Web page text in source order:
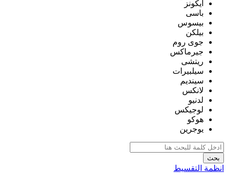
ايكونز
باسى
بيسوس
بيلكن
جوى روم
جيرماكس
ريتشى
سيلبيرات
سينديم
لانكس
لدنيو
لوجيكس
هوكو
يوجرين
بحث
انظمة التقسيط